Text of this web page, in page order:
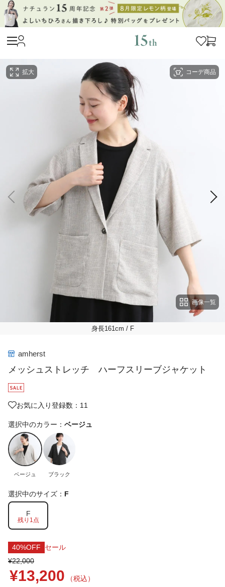
コーデ商品
拡大
画像一覧
身長161cm / F
amherst
メッシュストレッチ ハーフスリーブジャケット
お気に入り登録数：11
選択中のカラー： ベージュ
ベージュ ブラック
選択中のサイズ： F
F
残り1点
40%OFF
セール
¥22,000
¥13,200 （税込）